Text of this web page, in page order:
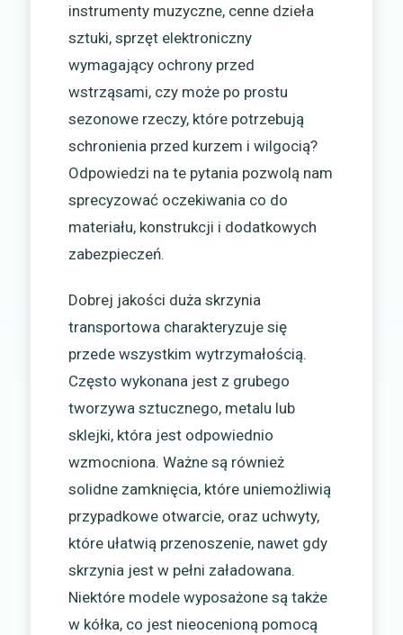
instrumenty muzyczne, cenne dzieła
sztuki, sprzęt elektroniczny
wymagający ochrony przed
wstrząsami, czy może po prostu
sezonowe rzeczy, które potrzebują
schronienia przed kurzem i wilgocią?
Odpowiedzi na te pytania pozwolą nam
sprecyzować oczekiwania co do
materiału, konstrukcji i dodatkowych
zabezpieczeń.
Dobrej jakości duża skrzynia
transportowa charakteryzuje się
przede wszystkim wytrzymałością.
Często wykonana jest z grubego
tworzywa sztucznego, metalu lub
sklejki, która jest odpowiednio
wzmocniona. Ważne są również
solidne zamknięcia, które uniemożliwią
przypadkowe otwarcie, oraz uchwyty,
które ułatwią przenoszenie, nawet gdy
skrzynia jest w pełni załadowana.
Niektóre modele wyposażone są także
w kółka, co jest nieocenioną pomocą